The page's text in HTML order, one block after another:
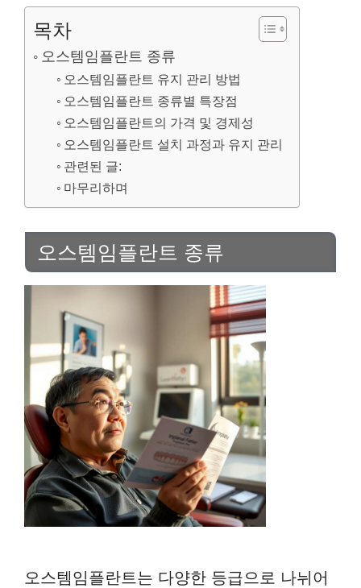
목차
오스템임플란트 종류
오스템임플란트 유지 관리 방법
오스템임플란트 종류별 특장점
오스템임플란트의 가격 및 경제성
오스템임플란트 설치 과정과 유지 관리
관련된 글:
마무리하며
오스템임플란트 종류
오스템임플란트는 다양한 등급으로 나뉘어